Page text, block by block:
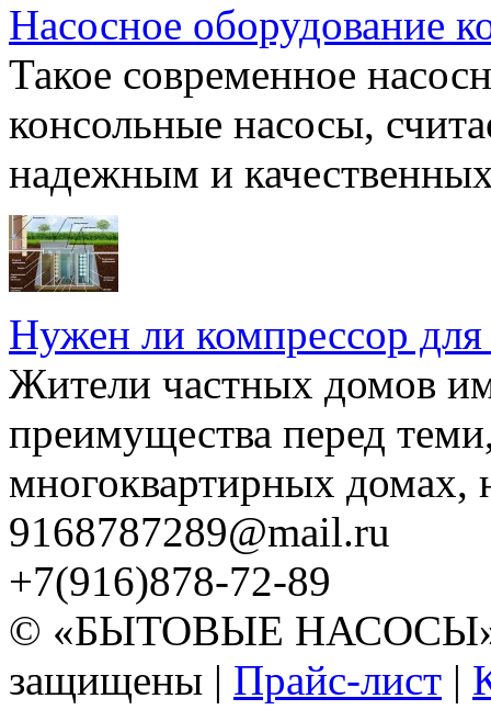
Насосное оборудование
Такое современное
консольные насосы,
надежным и
Нужен ли компрессор для
Жители частных домов
преимущества перед
многоквартирных домах,
9168787289@mail.ru
+7(916)878-72-89
© «БЫТОВЫЕ НАСОСЫ»
защищены | Прайс-лист |